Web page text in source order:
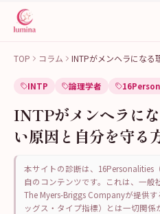
TOP コラム INTPがメンヘラになる
INTP 論理学者
INTPがメンヘラに
い原因と自分を守る
本サイトの診断は、16Personalities
自のコンテンツです。これは、一般
The Myers-Briggs Companyが提供
ッグス・タイプ指標）とは一切関係